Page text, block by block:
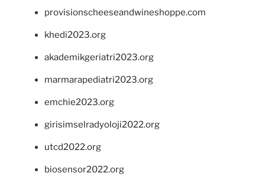
provisionscheeseandwineshoppe.com
khedi2023.org
akademikgeriatri2023.org
marmarapediatri2023.org
emchie2023.org
girisimselradyoloji2022.org
utcd2022.org
biosensor2022.org